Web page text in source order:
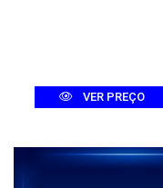
VER PREÇO